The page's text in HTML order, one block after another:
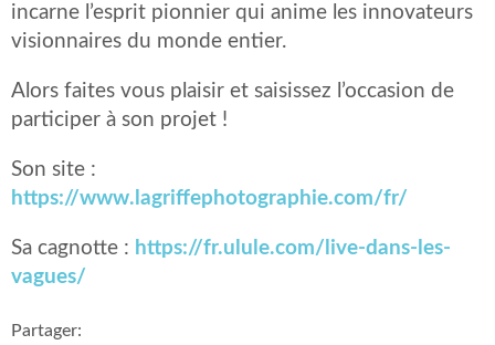
incarne l’esprit pionnier qui anime les innovateurs
visionnaires du monde entier.
Alors faites vous plaisir et saisissez l’occasion de
participer à son projet !
Son site :
https://www.lagriffephotographie.com/fr/
Sa cagnotte : https://fr.ulule.com/live-dans-les-
vagues/
Partager: